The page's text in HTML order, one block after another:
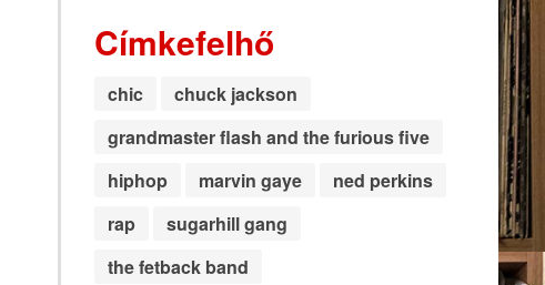
Címkefelhő
chic
chuck jackson
grandmaster flash and the furious five
hiphop
marvin gaye
ned perkins
rap
sugarhill gang
the fetback band